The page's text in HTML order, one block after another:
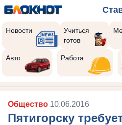
Новости
Учиться
готов
Авто Работа
Общество 10.06.2016
Пятигорску